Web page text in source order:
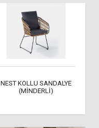
NEST KOLLU SANDALYE
(MİNDERLİ)